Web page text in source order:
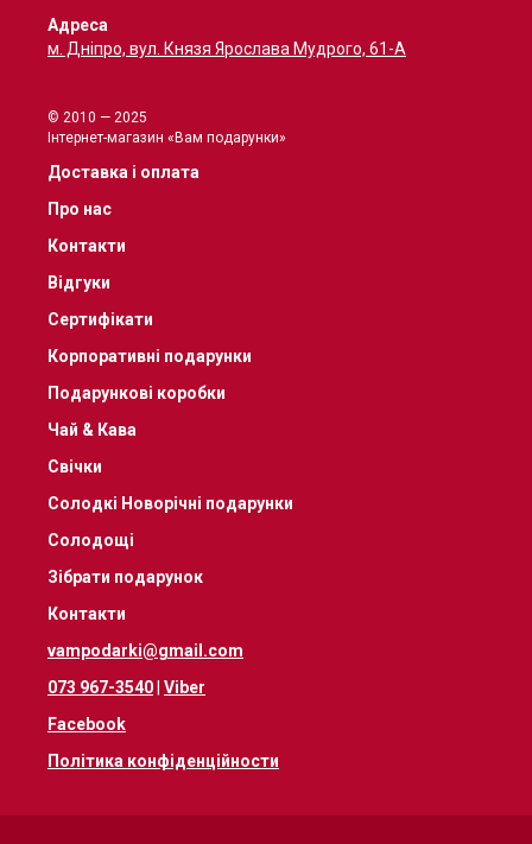
Адреса
м. Дніпро, вул. Князя Ярослава Мудрого, 61-А
© 2010 — 2025
Інтернет-магазин «Вам подарунки»
Доставка і оплата
Про нас
Контакти
Відгуки
Сертифікати
Корпоративні подарунки
Подарункові коробки
Чай & Кава
Свічки
Солодкі Новорічні подарунки
Солодощі
Зібрати подарунок
Контакти
vampodarki@gmail.com
073 967-3540 Viber
Facebook
Політика конфіденційности